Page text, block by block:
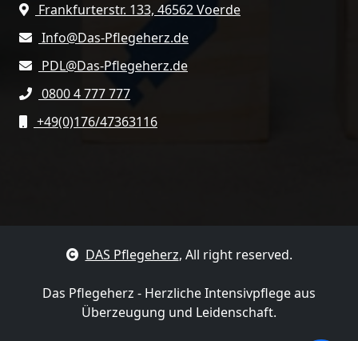
Frankfurterstr. 133, 46562 Voerde
Info@Das-Pflegeherz.de
PDL@Das-Pflegeherz.de
0800 4 777 777
+49(0)176/47363116
DAS Pflegeherz, All right reserved.
Das Pflegeherz - Herzliche Intensivpflege aus
Überzeugung und Leidenschaft.